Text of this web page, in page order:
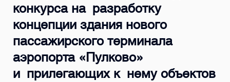
конкурса на разработку
концепции здания нового
пассажирского терминала
аэропорта «Пулково»
и прилегающих к нему объектов